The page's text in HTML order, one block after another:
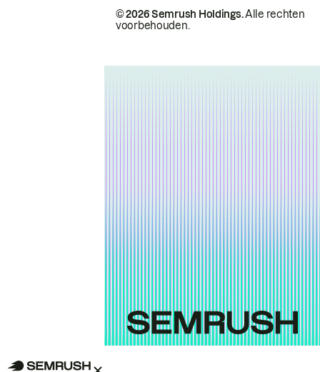
© 2026 Semrush Holdings.Alle rechten
voorbehouden.